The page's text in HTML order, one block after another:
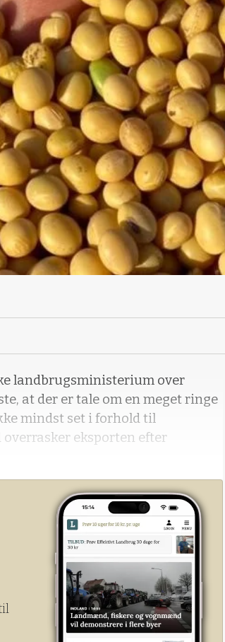
landbrugsministerium over
at der er tale om en meget ringe
mindst set i forhold til
eksporten efter